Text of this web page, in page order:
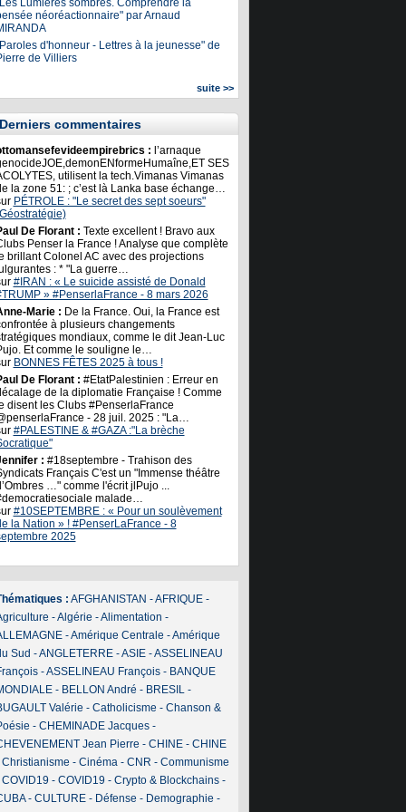
Lumières sombres. Comprendre la
néoréactionnaire" par Arnaud
d'honneur - Lettres à la jeunesse" de
de Villiers
suite >>
Derniers commentaires
: l’arnaque
SES
utilisent la tech.Vimanas Vimanas
la zone 51: ; c’est là Lanka base échange…
PÉTROLE : "Le secret des sept soeurs"
De Florant : Texte excellent ! Bravo aux
Penser la France ! Analyse que complète
brillant Colonel AC avec des projections
: * "La guerre…
#IRAN : « Le suicide assisté de Donald
» #PenserlaFrance - 8 mars 2026
Marie : De la France. Oui, la France est
à plusieurs changements
mondiaux, comme le dit Jean-Luc
Et comme le souligne le…
BONNES FÊTES 2025 à tous !
De Florant : #EtatPalestinien : Erreur en
de la diplomatie Française ! Comme
disent les Clubs #PenserlaFrance
- 28 juil. 2025 : "La…
#PALESTINE & #GAZA :"La brèche
: #18septembre - Trahison des
Français C'est un "Immense théâtre
…" comme l'écrit jlPujo ...
malade…
#10SEPTEMBRE : « Pour un soulèvement
la Nation » ! #PenserLaFrance - 8
2025
: AFGHANISTAN -AFRIQUE-
-Algérie -Alimentation -
-Amérique Centrale -Amérique
Sud -ANGLETERRE-ASIE-ASSELINEAU
-ASSELINEAU François- BANQUE
- BELLON André - BRESIL-
Valérie - Catholicisme - Chanson &
- CHEMINADE Jacques-
Jean Pierre - CHINE- CHINE
Christianisme - Cinéma- CNR - Communisme
COVID19 - COVID19 - Crypto & Blockchains-
- CULTURE- Défense - Demographie -